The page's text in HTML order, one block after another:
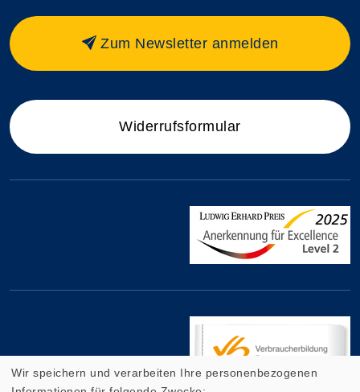
Zum Newsletter anmelden
Widerrufsformular
Wir speichern und verarbeiten Ihre personenbezogenen